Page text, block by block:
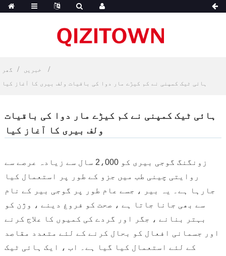
گھر
خبریں
ہائی ٹیک کمپنی نے کم کیڑے مار دوا کی باقیات ولف بیری کا آغاز کیا
ہائی ٹیک کمپنی نے کم کیڑے مار دوا کی باقیات
ولف بیری کا آغاز کیا
زونگنگ گوجی بیری کو 2،000 سال سے زیادہ عرصے سے
روایتی چینی طب میں جزو کے طور پر استعمال کیا
جارہا ہے۔ یہ بیر ، جسے عام طور پر گوجی بیر کے نام
سے بھی جانا جاتا ہے ، صحت کو فروغ دینے ، وژن کو
بہتر بنانے ، جگر اور گردے کی کمیوں کا علاج کرنے
اور جسمانی افعال کو بحال کرنے کے لئے متعدد مقاصد
کے لئے استعمال کیا گیا ہے۔ اب ، ایک ہائی ٹیک